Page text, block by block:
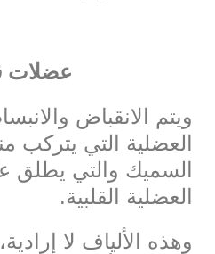
عضلات
ويتم الانقباض
العضلية التي يتركب
السميك والتي يطلق
العضلية القلبية.
وهذه الألياف لا